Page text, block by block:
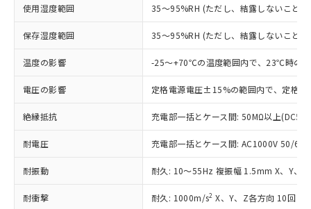
使用湿度範囲 35～95%RH (ただし、結露しないこと)
保存湿度範囲 35～95%RH (ただし、結露しないこと)
温度の影響 -25～+70℃の温度範囲内で、23℃時の
電圧の影響 定格電源電圧±15%の範囲内で、定格
絶縁抵抗 充電部一括とケース間: 50MΩ以上
耐電圧 充電部一括とケース間: AC1000V 50/
耐振動 耐久: 10～55Hz 複振幅 1.5mm X、Y、Z
耐衝撃 耐久: 1000m/s2 X、Y、Z各方向 10回
以下の条件をお読みいただき、同意のうえ
ご利用ください。
本サービスは、当社制御機器事業取扱
商品の当社在庫状況および標準価格
(税抜)を提供させていただくもので
当社制御機器事業取扱商品の中には、
本サービスの対象外となる商品もある
ことをご了承ください。
在庫状況および標準価格照会結果は、
記載している更新日時点での社内デー
タに基づき作成されるものであり、閲
対応予定なし：EU RoHS指令（10物質）の
非含有に非対応の商品で、対応品を出す予
調査・確認中：EU RoHS指令（10物質）の
非含有の対応状況を調査中または確認中の
商品です。
非該当品：ライセンス料など無形物で、有
害物質有無と関係のない商品です。
仕入先様の事情により、非含有部品として
いたものが、含有品と判明した場合などや
むを得ず変更することがあります。
鉛(Pb) 1000ppm以下、 水銀(Hg) 1000ppm以下、 カド
※1 中国RoHS○×表
「○」：最大均質材料含有率が中国RoHSの
基準値以下であることを示します。
「×」：最大均質材料含有率が中国RoHSの
基準値を超えていることを示します。
「－」：未確認です。当社販売部門へお問
*中国RoHS10物質の基準値 (GB/T26572)：
当社は、これら貴社製品のうち、外国
為替および外国貿易法に定める商品
（以下｢規制貨物等」という）を輸出
または国外への提供する場合は、日本